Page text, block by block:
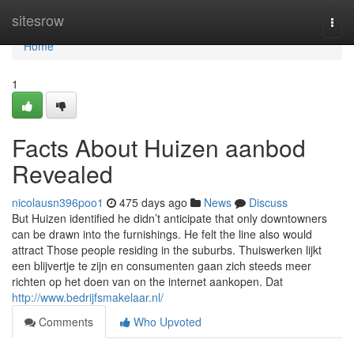
sitesrow
Home
Home
1
Facts About Huizen aanbod
Revealed
nicolausn396poo1 475 days ago News
Discuss
But Huizen identified he didn’t anticipate that only downtowners
can be drawn into the furnishings. He felt the line also would
attract Those people residing in the suburbs. Thuiswerken lijkt
een blijvertje te zijn en consumenten gaan zich steeds meer
richten op het doen van on the internet aankopen. Dat
http://www.bedrijfsmakelaar.nl/
Comments
Who Upvoted